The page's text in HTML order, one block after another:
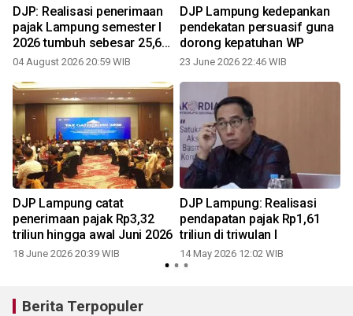
DJP: Realisasi penerimaan
pajak Lampung semester I
2026 tumbuh sebesar 25,61
persen
04 August 2026 20:59 WIB
DJP Lampung kedepankan
pendekatan persuasif guna
dorong kepatuhan WP
23 June 2026 22:46 WIB
DJP Lampung catat
penerimaan pajak Rp3,32
triliun hingga awal Juni 2026
18 June 2026 20:39 WIB
DJP Lampung: Realisasi
pendapatan pajak Rp1,61
triliun di triwulan I
14 May 2026 12:02 WIB
Berita Terpopuler